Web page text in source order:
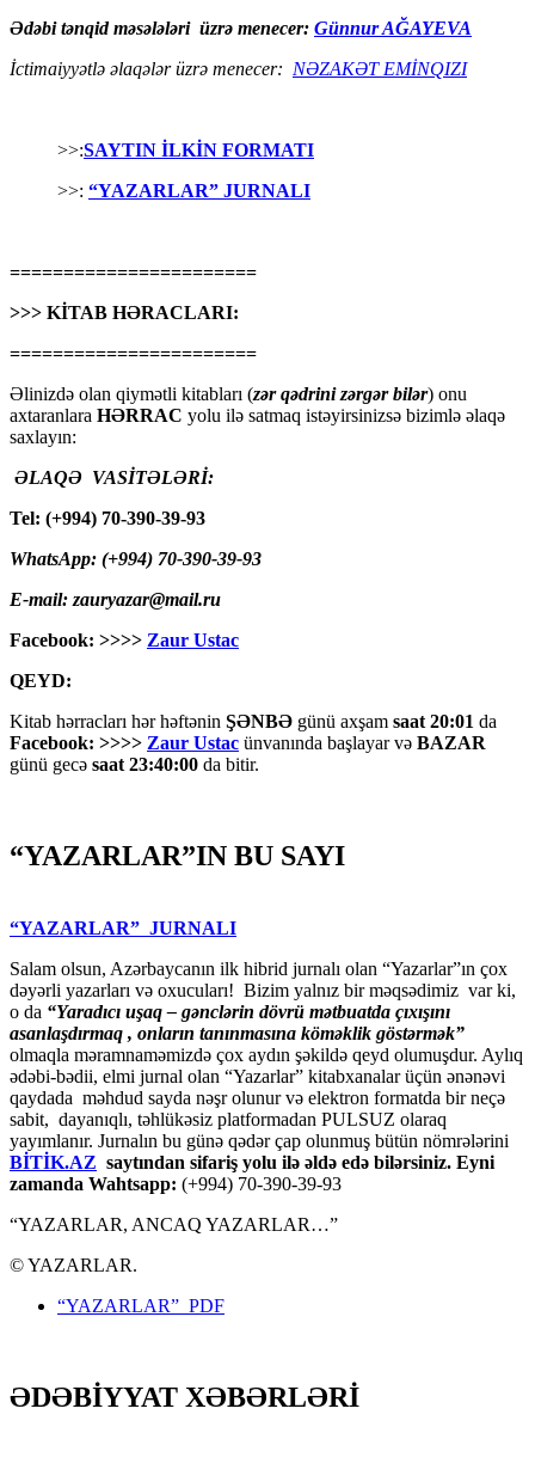
Ədəbi tənqid məsələləri üzrə menecer: Günnur AĞAYEVA
İctimaiyyətlə əlaqələr üzrə menecer: NƏZAKƏT EMİNQIZI
>>:SAYTIN İLKİN FORMATI
>>: “YAZARLAR” JURNALI
=======================
>>> KİTAB HƏRACLARI:
=======================
Əlinizdə olan qiymətli kitabları (zər qədrini zərgər bilər) onu
axtaranlara HƏRRAC yolu ilə satmaq istəyirsinizsə bizimlə əlaqə
saxlayın:
ƏLAQƏ VASİTƏLƏRİ:
Tel: (+994) 70-390-39-93
WhatsApp: (+994) 70-390-39-93
E-mail: zauryazar@mail.ru
Facebook: >>>> Zaur Ustac
QEYD:
Kitab hərracları hər həftənin ŞƏNBƏ günü axşam saat 20:01 da
Facebook: >>>> Zaur Ustac ünvanında başlayar və BAZAR
günü gecə saat 23:40:00 da bitir.
“YAZARLAR”IN BU SAYI
“YAZARLAR” JURNALI
Salam olsun, Azərbaycanın ilk hibrid jurnalı olan “Yazarlar”ın çox
dəyərli yazarları və oxucuları! Bizim yalnız bir məqsədimiz var ki,
o da “Yaradıcı uşaq – gәnclәrin dövrü mәtbuatda çıxışını
asanlaşdırmaq , onların tanınmasına kömәklik göstәrmәk”
olmaqla məramnaməmizdə çox aydın şəkildə qeyd olumuşdur. Aylıq
ədəbi-bədii, elmi jurnal olan “Yazarlar” kitabxanalar üçün ənənəvi
qaydada məhdud sayda nəşr olunur və elektron formatda bir neçə
sabit, dayanıqlı, təhlükəsiz platformadan PULSUZ olaraq
yayımlanır. Jurnalın bu günə qədər çap olunmuş bütün nömrələrini
BİTİK.AZ saytından sifariş yolu ilə əldə edə bilərsiniz. Eyni
zamanda Wahtsapp: (+994) 70-390-39-93
“YAZARLAR, ANCAQ YAZARLAR…”
© YAZARLAR.
“YAZARLAR” PDF
ƏDƏBİYYAT XƏBƏRLƏRİ